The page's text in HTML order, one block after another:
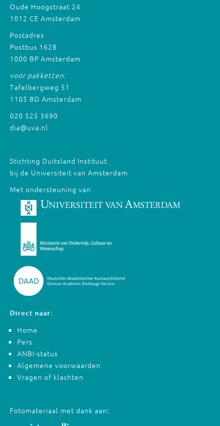
Oude Hoogstraat 24
1012 CE Amsterdam
Postadres
Postbus 1628
1000 BP Amsterdam
voor pakketten:
Tafelbergweg 51
1105 BD Amsterdam
020 525 3690
dia@uva.nl
Stichting Duitsland Instituut
bij de Universiteit van Amsterdam
Met ondersteuning van
Direct naar:
Home
Pers
ANBI-status
Algemene voorwaarden
Vragen of klachten
Fotomateriaal met dank aan: